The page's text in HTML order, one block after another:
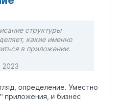
структуры
какие именно
в приложении.
2023
определение. Уместно
приложения, и бизнес